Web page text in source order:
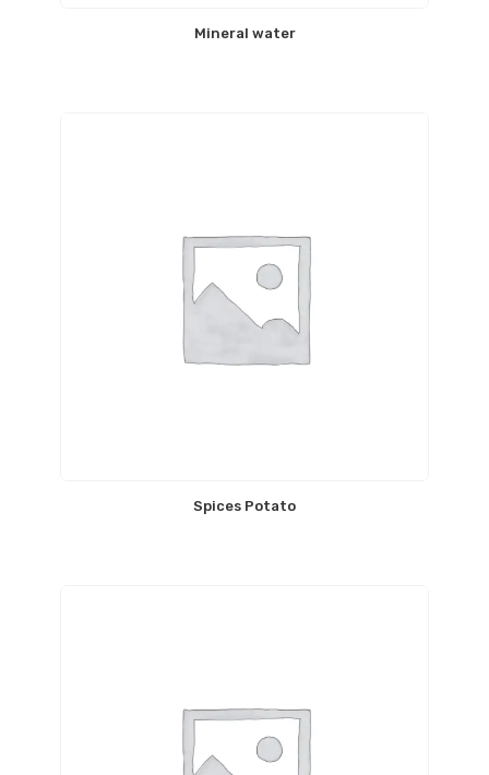
Mineral water
Spices Potato